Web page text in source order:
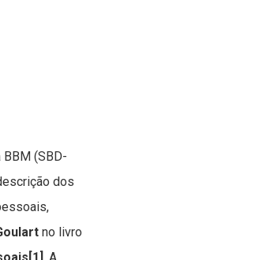
(SBD-
dos
no livro